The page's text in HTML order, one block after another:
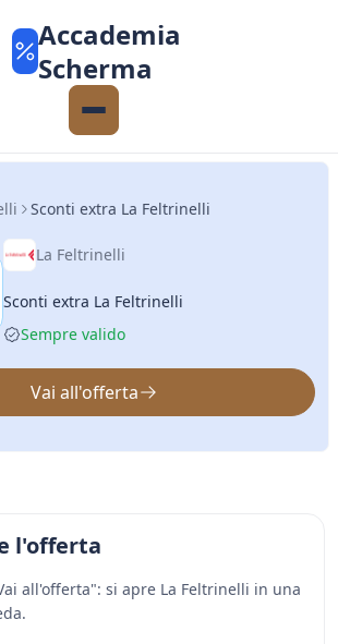
Accademia
Scherma
Sconti extra La Feltrinelli
La Feltrinelli
Sconti extra La Feltrinelli
Sempre valido
Vai all'offerta
l'offerta
all'offerta": si apre La Feltrinelli in una